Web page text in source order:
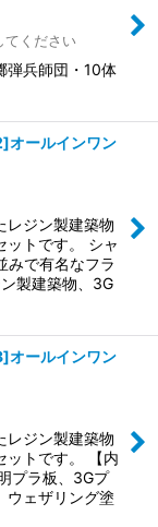
てください
弾兵師団・10体
ールインワン
レジン製建築物
ットです。 シャ
みで有名なフラ
製建築物、3G
ールインワン
レジン製建築物
ットです。 【内
プラ板、3Gプ
ウェザリング塗